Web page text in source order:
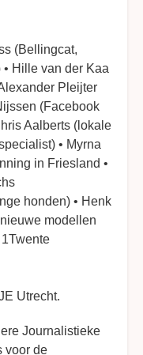
(Bellingcat,
Hille van der Kaa
Pleijter
(Facebook
Aalberts (lokale
• Myrna
in Friesland •
honden) • Henk
modellen
Utrecht.
Journalistieke
voor de